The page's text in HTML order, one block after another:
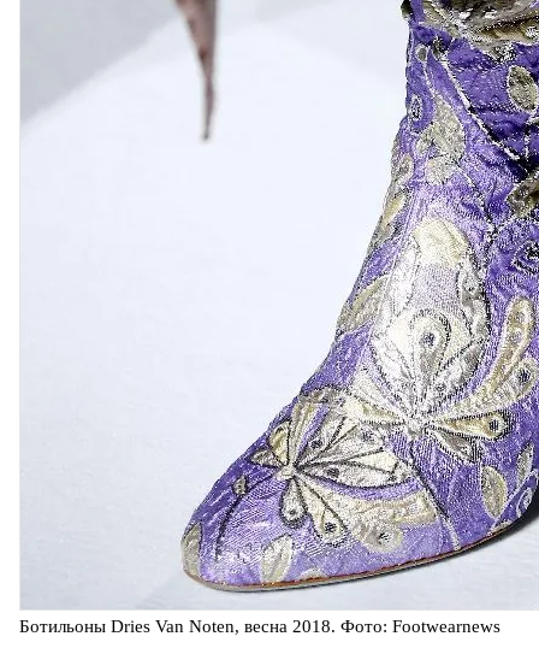
Ботильоны Dries Van Noten, весна 2018. Фото: Footwearnews